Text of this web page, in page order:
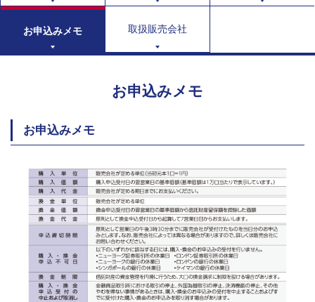
お申込みメモ 取扱販売会社
お申込みメモ
お申込みメモ